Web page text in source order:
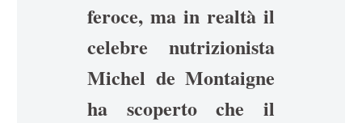
feroce, ma in realtà il
celebre nutrizionista
Michel de Montaigne
ha scoperto che il